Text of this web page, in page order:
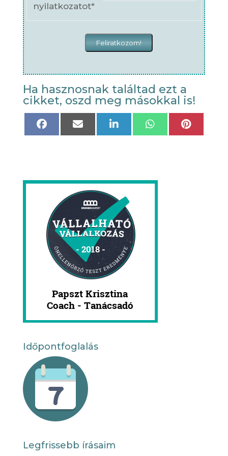
nyilatkozatot*
Ha hasznosnak találtad ezt a
cikket, oszd meg másokkal is!
Share
Share
on
Share
on
Share
Share
Időpontfoglalás
Legfrissebb írásaim